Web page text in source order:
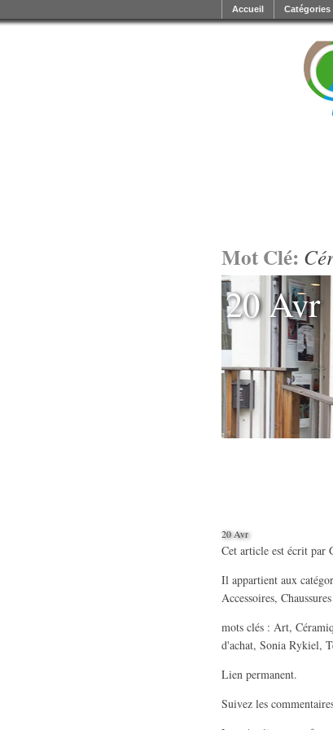
Accueil Catégories
Mot Clé:
20 Avr
20 Avr
Cet article est écrit par
Il appartient aux
Accessoires,
mots clés : Art,
d'achat, Sonia Rykiel,
Lien permanent.
Suivez les